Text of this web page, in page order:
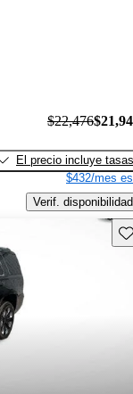
$22,476
El precio incluye tasas
$432/mes
Verif. disponibilidad